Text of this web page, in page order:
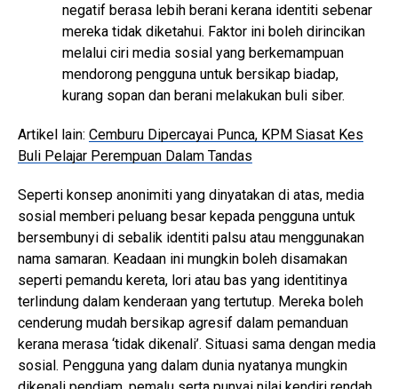
negatif berasa lebih berani kerana identiti sebenar
mereka tidak diketahui. Faktor ini boleh dirincikan
melalui ciri media sosial yang berkemampuan
mendorong pengguna untuk bersikap biadap,
kurang sopan dan berani melakukan buli siber.
Artikel lain: Cemburu Dipercayai Punca, KPM Siasat Kes
Buli Pelajar Perempuan Dalam Tandas
Seperti konsep anonimiti yang dinyatakan di atas, media
sosial memberi peluang besar kepada pengguna untuk
bersembunyi di sebalik identiti palsu atau menggunakan
nama samaran. Keadaan ini mungkin boleh disamakan
seperti pemandu kereta, lori atau bas yang identitinya
terlindung dalam kenderaan yang tertutup. Mereka boleh
cenderung mudah bersikap agresif dalam pemanduan
kerana merasa ‘tidak dikenali’. Situasi sama dengan media
sosial. Pengguna yang dalam dunia nyatanya mungkin